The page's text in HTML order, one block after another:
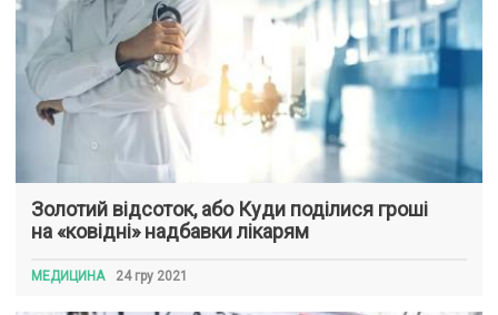
Золотий відсоток, або Куди поділися гроші
на «ковідні» надбавки лікарям
МЕДИЦИНА 24 гру 2021